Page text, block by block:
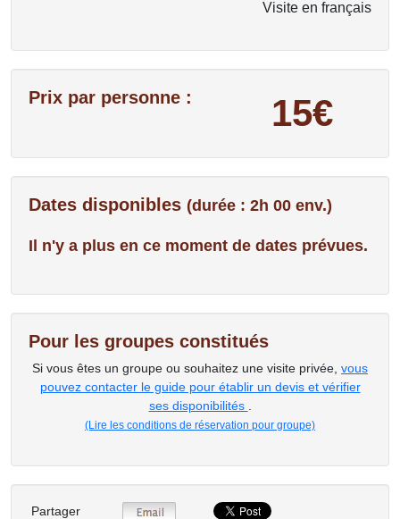
Visite en français
Prix par personne : 15€
Dates disponibles (durée : 2h 00 env.)
Il n'y a plus en ce moment de dates prévues.
Pour les groupes constitués
Si vous êtes un groupe ou souhaitez une visite privée, vous
pouvez contacter le guide pour établir un devis et vérifier
ses disponibilités
(Lire les conditions de réservation pour groupe)
Partager